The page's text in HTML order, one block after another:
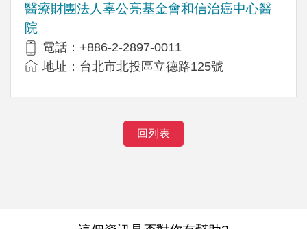
醫療財團法人辜公亮基金會和信治癌中心醫
院
電話：+886-2-2897-0011
地址：台北市北投區立德路125號
回列表